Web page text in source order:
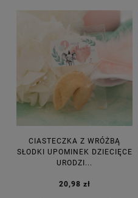
CIASTECZKA Z WRÓŻBĄ
SŁODKI UPOMINEK DZIECIĘCE
URODZI...
20,98 zł